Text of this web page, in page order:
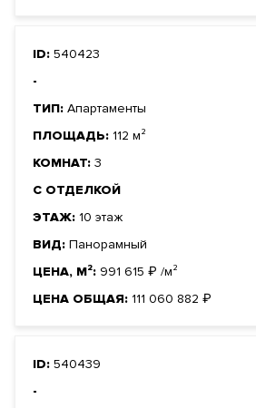
ID: 540423
-
ТИП: Апартаменты
ПЛОЩАДЬ: 112 м²
КОМНАТ: 3
С ОТДЕЛКОЙ
ЭТАЖ: 10 этаж
ВИД: Панорамный
ЦЕНА, М²: 991 615 ₽ /м²
ЦЕНА ОБЩАЯ: 111 060 882 ₽
ID: 540439
-